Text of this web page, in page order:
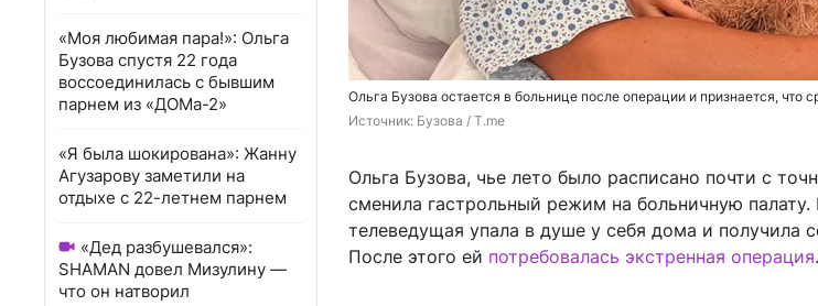
«Моя любимая пара!»: Ольга
Бузова спустя 22 года
воссоединилась с бывшим
парнем из «ДОМа-2»
«Я была шокирована»: Жанну
Агузарову заметили на
отдыхе с 22-летнем парнем
«Дед разбушевался»:
SHAMAN довел Мизулину —
что он натворил
Ольга Бузова остается в больнице после операции и признается, что
Источник: Бузова / T.me
Ольга Бузова, чье лето было расписано почти с
сменила гастрольный режим на больничную палату.
телеведущая упала в душе у себя дома и получила
После этого ей потребовалась экстренная операция.